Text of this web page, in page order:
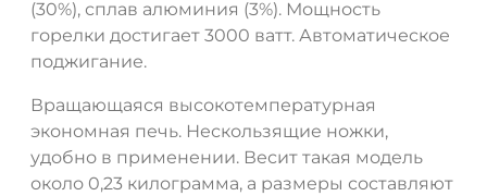
(30%), сплав алюминия (3%). Мощность
горелки достигает 3000 ватт. Автоматическое
поджигание.
Вращающаяся высокотемпературная
экономная печь. Нескользящие ножки,
удобно в применении. Весит такая модель
около 0,23 килограмма, а размеры составляют
ДА НЕТ